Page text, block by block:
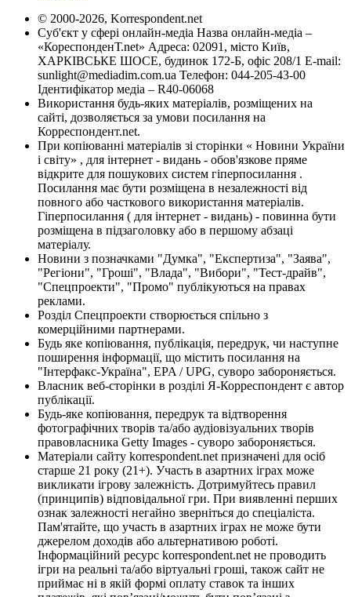
© 2000-2026, Korrespondent.net
Суб'єкт у сфері онлайн-медіа Назва онлайн-медіа –
«КореспонденТ.net» Адреса: 02091, місто Київ,
ХАРКІВСЬКЕ ШОСЕ, будинок 172-Б, офіс 208/1 E-mail:
sunlight@mediadim.com.ua Телефон: 044-205-43-00
Ідентифікатор медіа – R40-06068
Використання будь-яких матеріалів, розміщених на
сайті, дозволяється за умови посилання на
Корреспондент.net.
При копіюванні матеріалів зі сторінки « Новини України
і світу» , для інтернет - видань - обов'язкове пряме
відкрите для пошукових систем гіперпосилання .
Посилання має бути розміщена в незалежності від
повного або часткового використання матеріалів.
Гіперпосилання ( для інтернет - видань) - повинна бути
розміщена в підзаголовку або в першому абзаці
матеріалу.
Новини з позначками "Думка", "Експертиза", "Заява",
"Регіони", "Гроші", "Влада", "Вибори", "Тест-драйв",
"Спецпроекти", "Промо" публікуються на правах
реклами.
Розділ Спецпроекти створюється спільно з
комерційними партнерами.
Будь яке копіювання, публікація, передрук, чи наступне
поширення інформації, що містить посилання на
"Інтерфакс-Україна", EPA / UPG, суворо забороняється.
Власник веб-сторінки в розділі Я-Корреспондент є автор
публікації.
Будь-яке копіювання, передрук та відтворення
фотографічних творів та/або аудіовізуальних творів
правовласника Getty Images - суворо забороняється.
Матеріали сайту korrespondent.net призначені для осіб
старше 21 року (21+). Участь в азартних іграх може
викликати ігрову залежність. Дотримуйтесь правил
(принципів) відповідальної гри. При виявленні перших
ознак залежності негайно зверніться до спеціаліста.
Пам'ятайте, що участь в азартних іграх не може бути
джерелом доходів або альтернативою роботі.
Інформаційний ресурс korrespondent.net не проводить
ігри на реальні та/або віртуальні гроші, також сайт не
приймає ні в якій формі оплату ставок та інших